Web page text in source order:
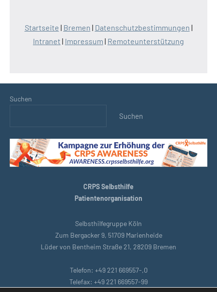
Startseite | Bremen | Datenschutzbestimmungen |
Intranet | Impressum | Remoteunterstützung
Suchen
Suchen
CRPS Selbsthilfe
Patientenorganisation
Selbsthilfegruppe Köln
Zum Bergacker 9, 51709 Marienheide
Lüder von Bentheim Straße 21, 28209 Bremen
Telefon: +49 221 669557-,0
Telefax: +49 221 669557-99